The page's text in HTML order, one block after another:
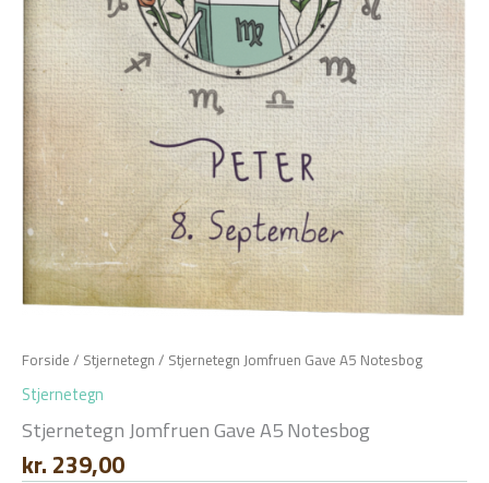
Forside / Stjernetegn / Stjernetegn Jomfruen Gave A5 Notesbog
Stjernetegn
Stjernetegn Jomfruen Gave A5 Notesbog
kr. 239,00